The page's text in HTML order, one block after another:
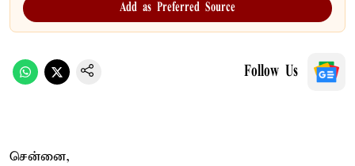
Add as Preferred Source
Follow Us
சென்னை,